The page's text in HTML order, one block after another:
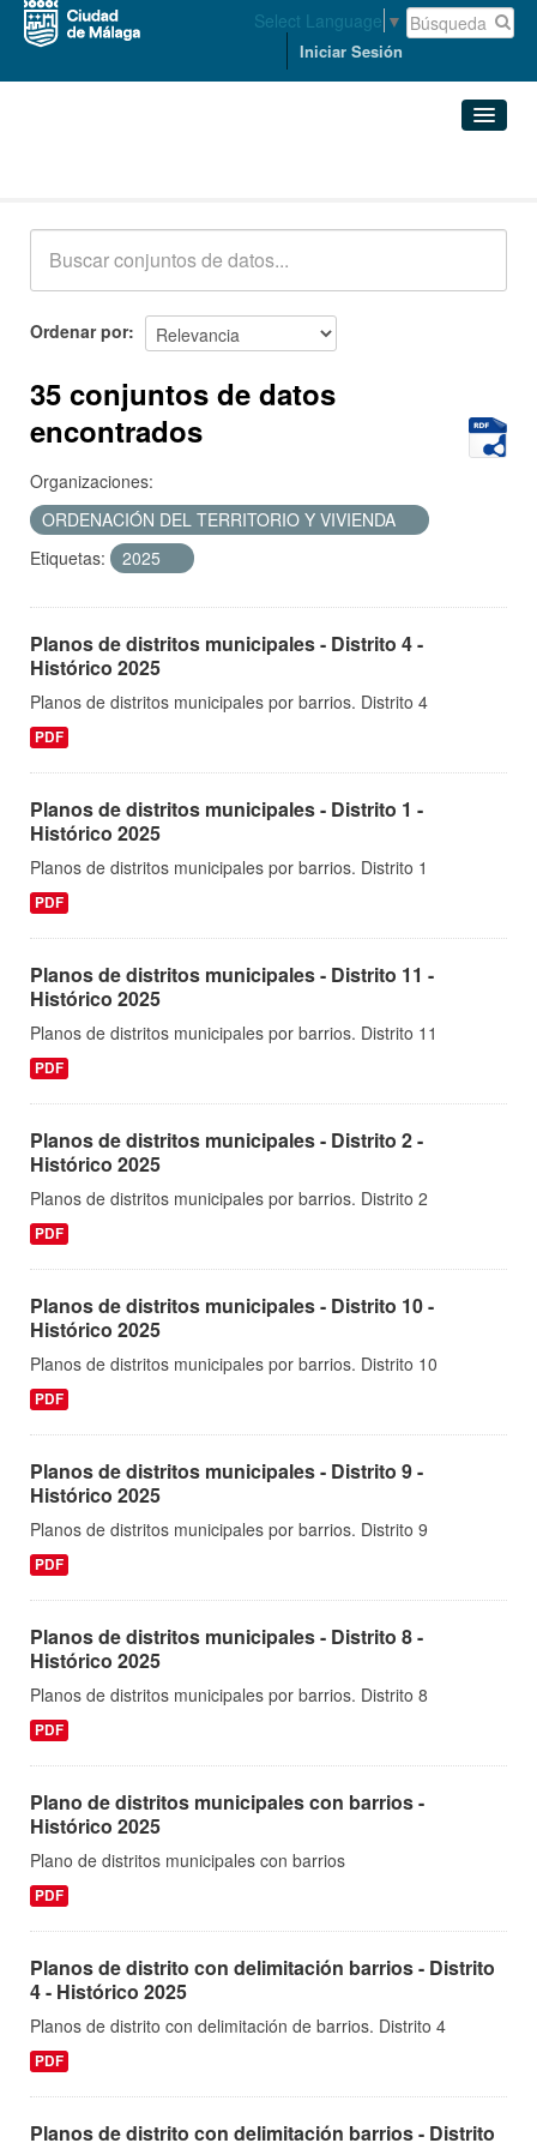
Select Language ▼
Iniciar Sesión
Acerca de
Ordenar por
35 conjuntos de datos
encontrados
Organizaciones:
ORDENACIÓN DEL TERRITORIO Y VIVIENDA
Etiquetas:
2025
Planos de distritos municipales - Distrito 4 -
Histórico 2025
Planos de distritos municipales por barrios. Distrito 4
PDF
Planos de distritos municipales - Distrito 1 -
Histórico 2025
Planos de distritos municipales por barrios. Distrito 1
PDF
Planos de distritos municipales - Distrito 11 -
Histórico 2025
Planos de distritos municipales por barrios. Distrito 11
PDF
Planos de distritos municipales - Distrito 2 -
Histórico 2025
Planos de distritos municipales por barrios. Distrito 2
PDF
Planos de distritos municipales - Distrito 10 -
Histórico 2025
Planos de distritos municipales por barrios. Distrito 10
PDF
Planos de distritos municipales - Distrito 9 -
Histórico 2025
Planos de distritos municipales por barrios. Distrito 9
PDF
Planos de distritos municipales - Distrito 8 -
Histórico 2025
Planos de distritos municipales por barrios. Distrito 8
PDF
Plano de distritos municipales con barrios -
Histórico 2025
Plano de distritos municipales con barrios
PDF
Planos de distrito con delimitación barrios - Distrito
4 - Histórico 2025
Planos de distrito con delimitación de barrios. Distrito 4
PDF
Planos de distrito con delimitación barrios - Distrito